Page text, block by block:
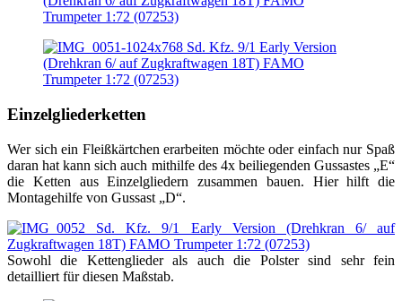
Einzelgliederketten
Wer sich ein Fleißkärtchen erarbeiten möchte oder einfach nur Spaß
daran hat kann sich auch mithilfe des 4x beiliegenden Gussastes „E“
die Ketten aus Einzelgliedern zusammen bauen. Hier hilft die
Montagehilfe von Gussast „D“.
Sowohl die Kettenglieder als auch die Polster sind sehr fein
detailliert für diesen Maßstab.